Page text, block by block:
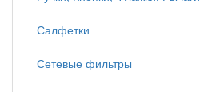
Салфетки
Сетевые фильтры